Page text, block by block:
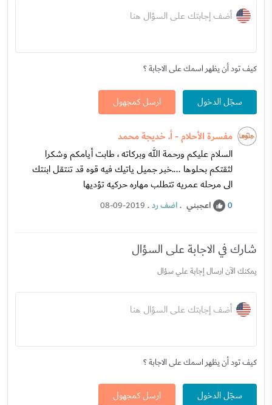
أضف إجابتك على السؤال هنا
كيف تود أن يظهر اسمك على الاجابة ؟
سجّل الدخول ارسل كمجهول
مفسرة الأحلام - أ. خديجة محمد
السلام عليكم ورحمة الله وبركاته ، طابت أيامكم وشكرا
لثقتكم بحلوها ....خبر جميل ياتيك فيه قوه قد تنتقل ابنتك
الى مرحله عمريه تتطلب مهاره حركيه تؤديها
0 اعجبني .اضف رد.
08-09-2019
شارك في الاجابة على السؤال
يمكنك الآن ارسال إجابة علي سؤال
أضف إجابتك على السؤال هنا
كيف تود أن يظهر اسمك على الاجابة ؟
سجّل الدخول ارسل كمجهول